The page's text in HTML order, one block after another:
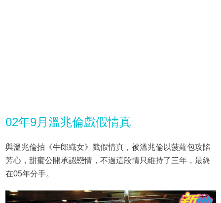
02年9月溫兆倫戲假情真
與溫兆倫拍《牛郎織女》戲假情真，被溫兆倫以菠蘿包攻陷
芳心，甜蜜公開承認戀情，不過這段情只維持了三年，最終
在05年分手。